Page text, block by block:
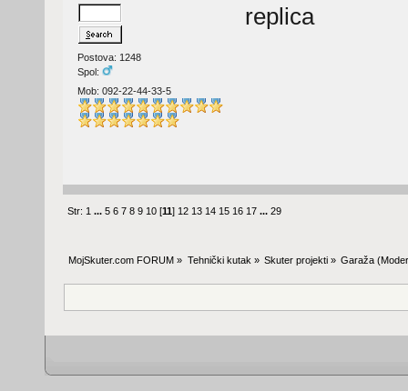
Postova: 1248
Spol:
Mob: 092-22-44-33-5
replica
Str: 1 ...5 6 7 8 9 10 [11] 12 13 14 15 16 17 ...29
MojSkuter.com FORUM » Tehnički kutak » Skuter projekti» Garaža